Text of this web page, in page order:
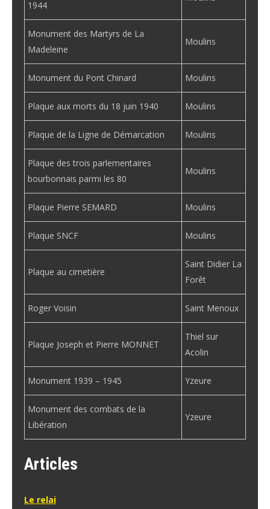
1944
Monument des Martyrs de La
Madeleine
Moulins
Monument du Pont Chinard Moulins
Plaque aux morts du 18 juin 1940 Moulins
Plaque de la Ligne de Démarcation Moulins
Plaque des trois parlementaires
bourbonnais parmi les 80
Moulins
Plaque Pierre SEMARD Moulins
Plaque SNCF Moulins
Plaque au cimetière
Saint Didier La
Forêt
Roger Voisin Saint Menoux
Plaque Joseph et Pierre MONNET
Thiel sur
Acolin
Monument 1939 – 1945 Yzeure
Monument des combats de la
Libération
Yzeure
Articles
Le relai